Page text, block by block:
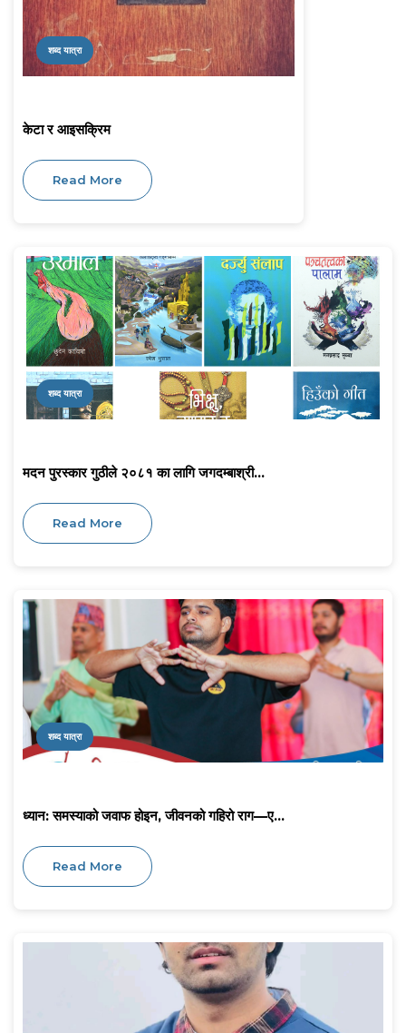
शब्द यात्रा
केटा र आइसक्रिम
Read More
शब्द यात्रा
मदन पुरस्कार गुठीले २०८१ का लागि जगदम्बाश्री...
Read More
शब्द यात्रा
ध्यान: समस्याको जवाफ होइन, जीवनको गहिरो राग—ए...
Read More